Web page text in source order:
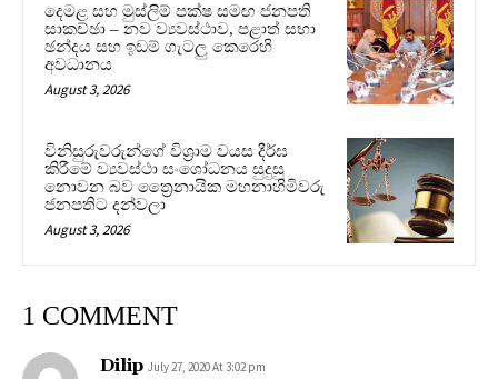
දෙමළ සහ මුස්ලිම් පක්ෂ සමඟ ජනපති
සාකච්ඡා – නව ව්‍යවස්ථාව, පළාත් සභා
ඡන්දය සහ ඉඩම් ගැටලු කෙරෙහි
අවධානය
August 3, 2026
විනිසුරුවරුන්ගේ විශ්‍රාම වයස දීර්ඝ
කිරීමේ ව්‍යවස්ථා සංශෝධනය සුදුසු
නොවන බව ත්‍රෛනායික මහනාහිමිවරු
ජනපතිට දන්වලා
August 3, 2026
1 COMMENT
Dilip July 27, 2020 At 3:02 pm